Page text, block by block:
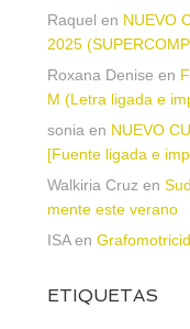
Raquel en NUEVO
2025
Roxana Denise en
M (Letra ligada e
sonia en NUEVO
[Fuente ligada e
Walkiria Cruz en
mente este verano
ISAen
ETIQUETAS